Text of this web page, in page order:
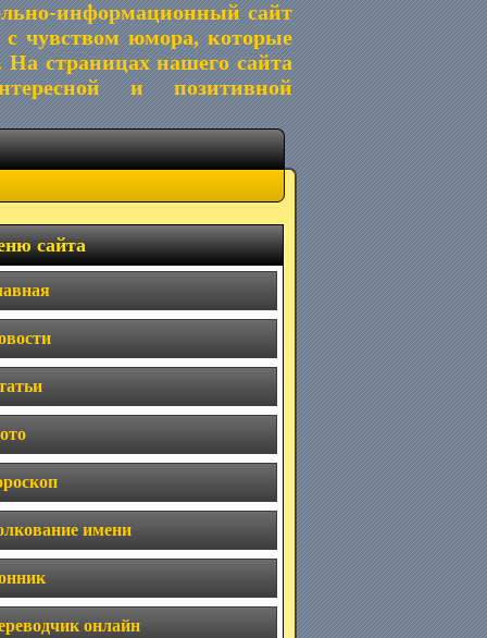
информационный сайт
чувством юмора, которые
страницах нашего сайта
и позитивной
сайта
имени
онлайн